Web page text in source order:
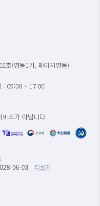
호(명동1가, 페이지명동)
: 09:00 ~ 17:00
스가 아닙니다.